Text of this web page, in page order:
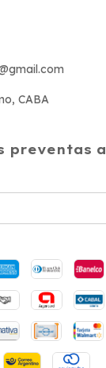
CABA
preventas